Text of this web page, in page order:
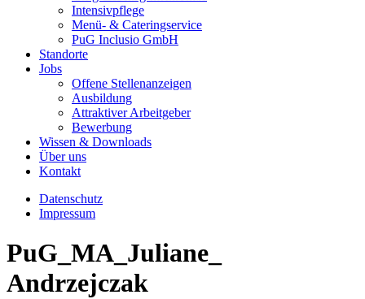
Intensivpflege
Menü- & Cateringservice
PuG Inclusio GmbH
Standorte
Jobs
Offene Stellenanzeigen
Ausbildung
Attraktiver Arbeitgeber
Bewerbung
Wissen & Downloads
Über uns
Kontakt
Datenschutz
Impressum
PuG_MA_Juliane_
Andrzejczak